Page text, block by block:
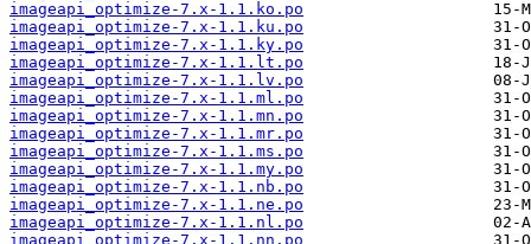
imageapi_optimize-7.x-1.1.ko.po
imageapi_optimize-7.x-1.1.ku.po
imageapi_optimize-7.x-1.1.ky.po
imageapi_optimize-7.x-1.1.lt.po
imageapi_optimize-7.x-1.1.lv.po
imageapi_optimize-7.x-1.1.ml.po
imageapi_optimize-7.x-1.1.mn.po
imageapi_optimize-7.x-1.1.mr.po
imageapi_optimize-7.x-1.1.ms.po
imageapi_optimize-7.x-1.1.my.po
imageapi_optimize-7.x-1.1.nb.po
imageapi_optimize-7.x-1.1.ne.po
imageapi_optimize-7.x-1.1.nl.po
imageapi_optimize-7.x-1.1.nn.po